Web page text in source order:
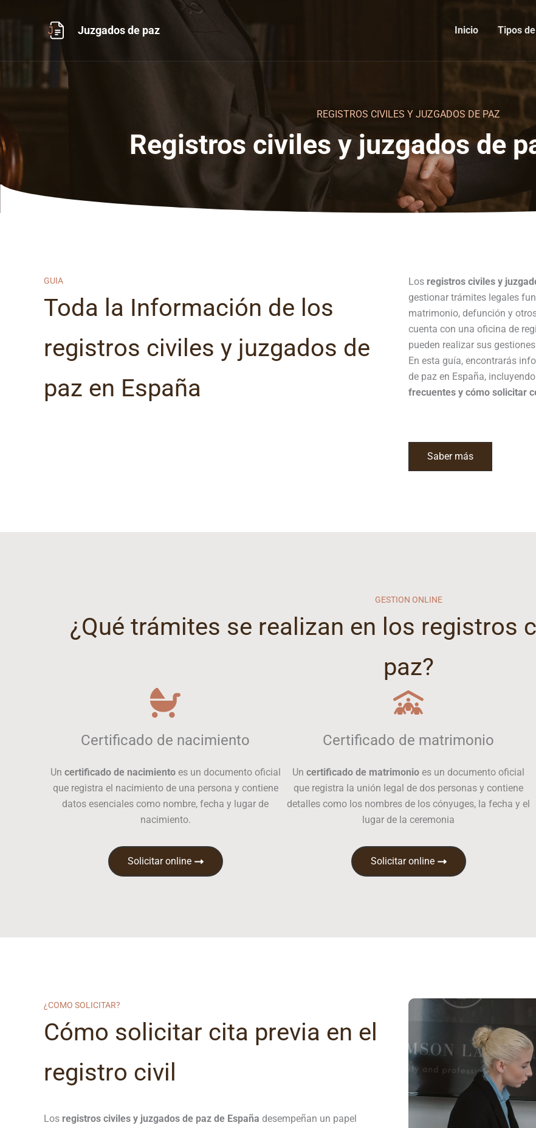
Juzgados de paz Inicio Tipos
REGISTROS CIVILES Y JUZGADOS DE PAZ
Registros civiles y juzgados de
GUIA
Toda la Información de los
registros civiles y juzgados de
paz en España
Los registros civiles y
gestionar trámites legales
matrimonio, defunción y
cuenta con una oficina de
pueden realizar sus
En esta guía, encontrarás
de paz en España, incluyendo
frecuentes y cómo solicitar
Saber más
GESTION ONLINE
¿Qué trámites se realizan en los registros
paz?
Certificado de nacimiento
Un certificado de nacimientoes un documento oficial
que registra el nacimiento de una persona y contiene
datos esenciales como nombre, fecha y lugar de
nacimiento.
Solicitar online
Certificado de matrimonio
Un certificado de matrimonio es un documento oficial
que registra la unión legal de dos personas y contiene
detalles como los nombres de los cónyuges, la fecha y el
lugar de la ceremonia
Solicitar online
¿COMO SOLICITAR?
Cómo solicitar cita previa en el
registro civil
Los registros civiles y juzgados de paz de España desempeñan un papel